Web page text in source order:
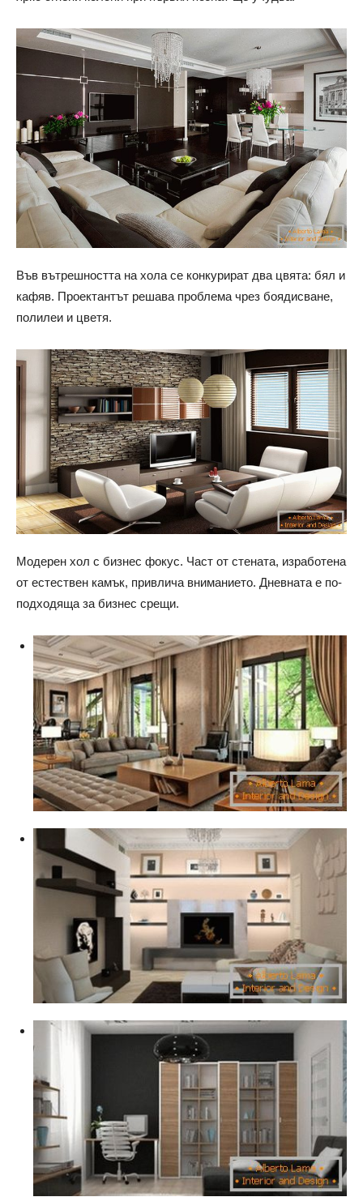
Във вътрешността на хола се конкурират два цвята: бял и
кафяв. Проектантът решава проблема чрез боядисване,
полилеи и цветя.
Модерен хол с бизнес фокус. Част от стената, изработена
от естествен камък, привлича вниманието. Дневната е по-
подходяща за бизнес срещи.